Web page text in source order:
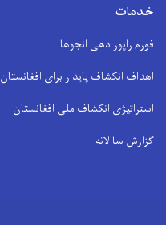
خدمات
فورم راپور دهی انجوها
اهداف انکشاف پایدار برای افغانستان
استراتیژی انکشاف ملی افغانستان
گزارش ساالانه